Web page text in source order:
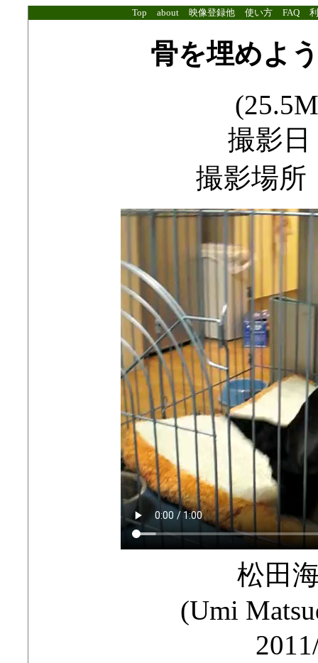
Top about 映像登録他 使い方 FAQ
骨を埋めよ
撮影日
撮影場所
松田
(Umi